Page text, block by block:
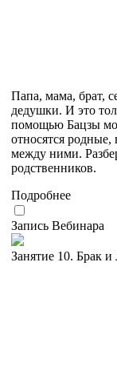
Папа, мама, брат,
дедушки. И это
помощью Бацзы
относятся
между ними.
родственников.
Подробнее
Запись Вебинара
Занятие 10. Брак